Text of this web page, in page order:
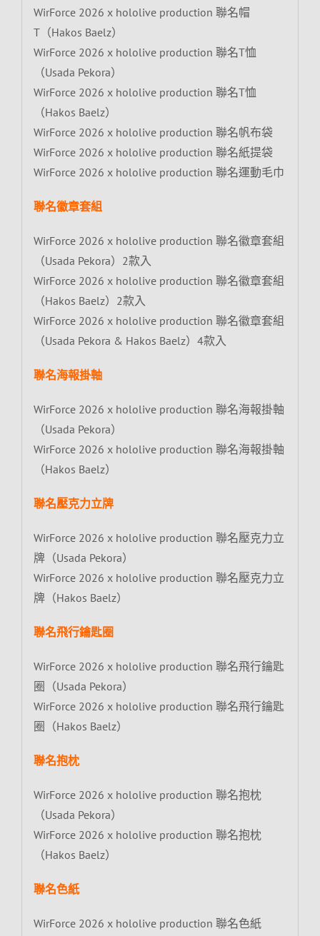
WirForce 2026 x hololive production 聯名帽
T（Hakos Baelz）
WirForce 2026 x hololive production 聯名T恤
（Usada Pekora）
WirForce 2026 x hololive production 聯名T恤
（Hakos Baelz）
WirForce 2026 x hololive production 聯名帆布袋
WirForce 2026 x hololive production 聯名紙提袋
WirForce 2026 x hololive production 聯名運動毛巾
聯名徽章套組
WirForce 2026 x hololive production 聯名徽章套組
（Usada Pekora）2款入
WirForce 2026 x hololive production 聯名徽章套組
（Hakos Baelz）2款入
WirForce 2026 x hololive production 聯名徽章套組
（Usada Pekora & Hakos Baelz）4款入
聯名海報掛軸
WirForce 2026 x hololive production 聯名海報掛軸
（Usada Pekora）
WirForce 2026 x hololive production 聯名海報掛軸
（Hakos Baelz）
聯名壓克力立牌
WirForce 2026 x hololive production 聯名壓克力立
牌（Usada Pekora）
WirForce 2026 x hololive production 聯名壓克力立
牌（Hakos Baelz）
聯名飛行鑰匙圈
WirForce 2026 x hololive production 聯名飛行鑰匙
圈（Usada Pekora）
WirForce 2026 x hololive production 聯名飛行鑰匙
圈（Hakos Baelz）
聯名抱枕
WirForce 2026 x hololive production 聯名抱枕
（Usada Pekora）
WirForce 2026 x hololive production 聯名抱枕
（Hakos Baelz）
聯名色紙
WirForce 2026 x hololive production 聯名色紙